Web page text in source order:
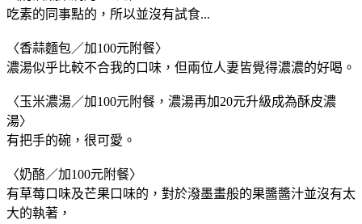
吃素的同事點的，所以並沒有試食...
〈香蒜麵包／加100元附餐〉
濃湯似乎比較不合我的口味，但兩位人妻皆覺得濃濃的好喝。
〈玉米濃湯／加100元附餐，濃湯再加20元升級成為酥皮濃
湯〉
有把手的碗，很可愛。
〈奶酪／加100元附餐〉
有草莓口味及芒果口味的，對於潑墨畫般的果醬醬汁並沒有太
大的執著，